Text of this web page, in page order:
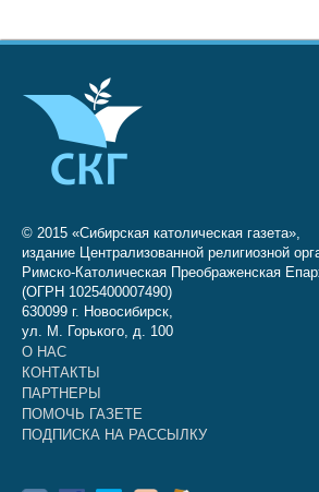
© 2015 «Сибирская католическая газета»,
издание Централизованной религиозной
Римско-Католическая Преображенская
(ОГРН 1025400007490)
630099 г. Новосибирск,
ул. М. Горького, д. 100
О НАС
КОНТАКТЫ
ПАРТНЕРЫ
ПОМОЧЬ ГАЗЕТЕ
ПОДПИСКА НА РАССЫЛКУ